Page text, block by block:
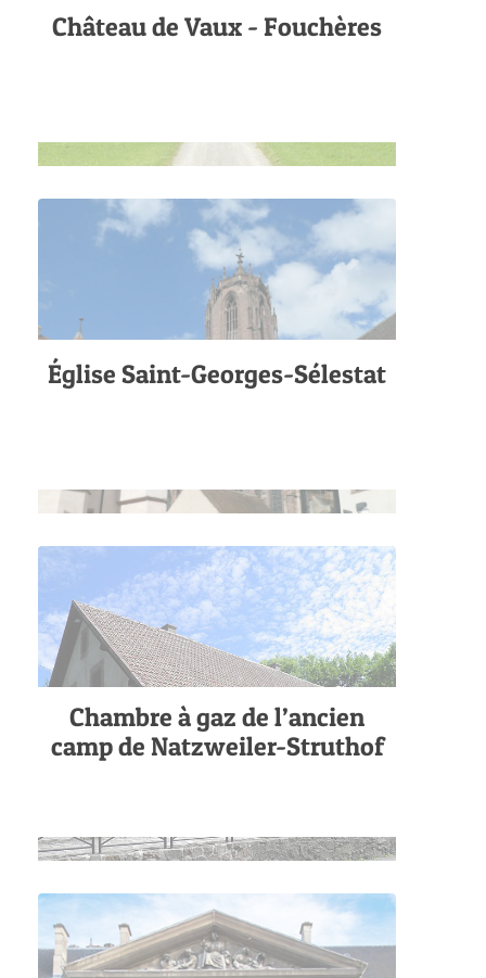
Château de Vaux - Fouchères
Église Saint-Georges-Sélestat
Chambre à gaz de l’ancien
camp de Natzweiler-Struthof